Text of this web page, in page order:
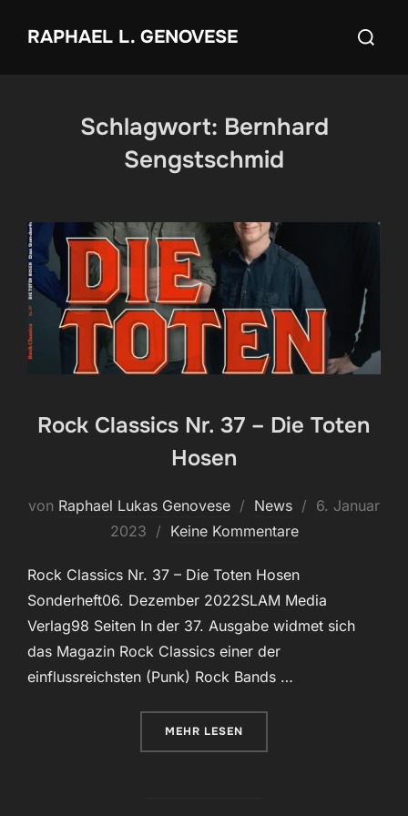
InhaltRAPHAEL L. GENOVESE
Suchen
Schlagwort: Bernhard
Sengstschmid
Rock Classics Nr. 37 – Die Toten
Hosen
von Raphael Lukas Genovese News
Veröffentlicht
6. Januar
2023
Keine Kommentare
Rock Classics Nr. 37 – Die Toten Hosen
Sonderheft06. Dezember 2022SLAM Media
Verlag98 Seiten In der 37. Ausgabe widmet sich
das Magazin Rock Classics einer der
einflussreichsten (Punk) Rock Bands …
MEHR ÜBER „ROCK CLASSICS NR. 37 –
LESEN